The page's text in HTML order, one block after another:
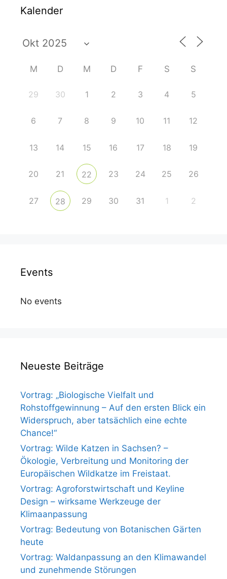
Kalender
M D M D F S S
29 30 1 2 3 4 5
6 7 8 9 10 11 12
13 14 15 16 17 18 19
20 21 22 23 24 25 26
27 28 29 30 31 1 2
Events
No events
Neueste Beiträge
Vortrag: „Biologische Vielfalt und
Rohstoffgewinnung – Auf den ersten Blick ein
Widerspruch, aber tatsächlich eine echte
Chance!“
Vortrag: Wilde Katzen in Sachsen? –
Ökologie, Verbreitung und Monitoring der
Europäischen Wildkatze im Freistaat.
Vortrag: Agroforstwirtschaft und Keyline
Design – wirksame Werkzeuge der
Klimaanpassung
Vortrag: Bedeutung von Botanischen Gärten
heute
Vortrag: Waldanpassung an den Klimawandel
und zunehmende Störungen